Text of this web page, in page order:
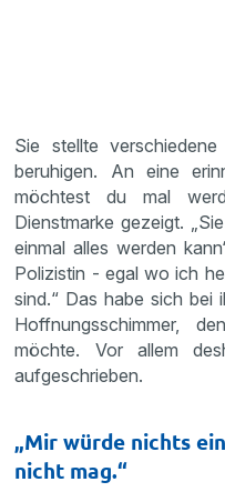
Sie stellte
beruhigen. An eine
möchtest du mal
Dienstmarke gezeigt.
einmal alles werden
Polizistin - egal wo ich
sind.“ Das habe sich bei
Hoffnungsschimmer,
möchte. Vor allem
aufgeschrieben.
„Mir würde nichts
nicht mag.“